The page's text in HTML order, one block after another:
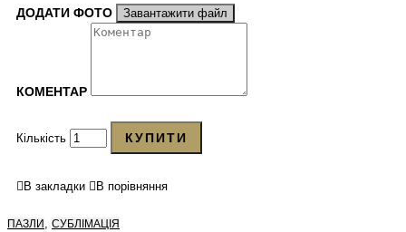
ДОДАТИ ФОТО Завантажити файл
КОМЕНТАР
Кількість КУПИТИ
В закладки В порівняння
ПАЗЛИ , СУБЛІМАЦІЯ